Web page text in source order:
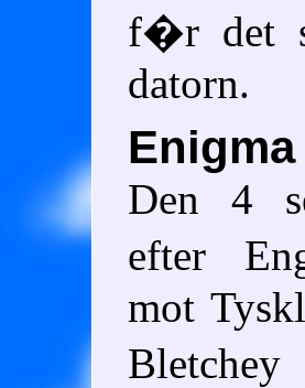
f�r det
datorn.
Enigma
Den 4
efter
mot